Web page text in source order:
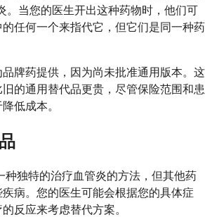
。当您的医生开出这种药物时，他们可
任何一个来指代它，但它们是同一种药
品牌药提供，因为尚未批准通用版本。这
的通用替代品更贵，尽管保险范围和患
低成本。
种独特的治疗血管炎的方法，但其他药
病。您的医生可能会根据您的具体症
反应来考虑替代方案。